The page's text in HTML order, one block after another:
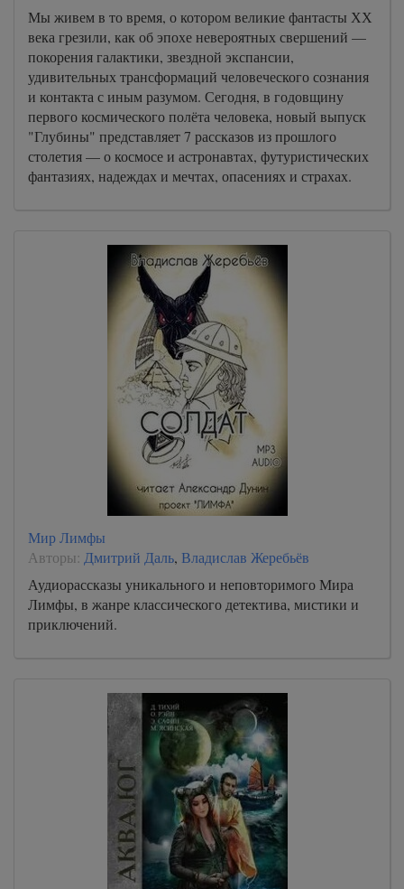
Мы живем в то время, о котором великие фантасты ХХ
века грезили, как об эпохе невероятных свершений —
покорения галактики, звездной экспансии,
удивительных трансформаций человеческого сознания
и контакта с иным разумом. Сегодня, в годовщину
первого космического полёта человека, новый выпуск
"Глубины" представляет 7 рассказов из прошлого
столетия — о космосе и астронавтах, футуристических
фантазиях, надеждах и мечтах, опасениях и страхах.
Мир Лимфы
Авторы: Дмитрий Даль, Владислав Жеребьёв
Аудиорассказы уникального и неповторимого Мира
Лимфы, в жанре классического детектива, мистики и
приключений.